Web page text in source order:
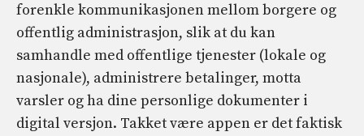
forenkle kommunikasjonen mellom borgere og
offentlig administrasjon, slik at du kan
samhandle med offentlige tjenester (lokale og
nasjonale), administrere betalinger, motta
varsler og ha dine personlige dokumenter i
digital versjon. Takket være appen er det faktisk